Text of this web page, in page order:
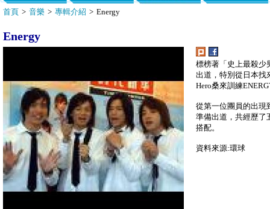
首頁 > 音樂 > 專輯介紹 > Energy
Energy
標榜著「史上最殺少
出道，特別從日本找
Hero桑來訓練
從第一位團員的出現
準備出道，共經歷了
搭配。
資料來源:環球